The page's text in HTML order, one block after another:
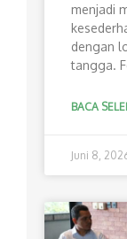
menjadi
dengan
tangga.
BACA
Juni 8,